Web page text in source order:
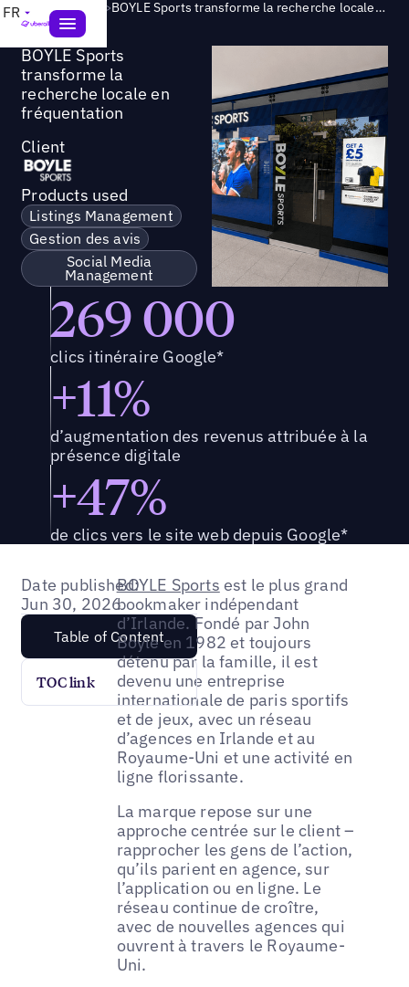
FR Success Story > BOYLE Sports transforme la recherche locale en fréquentation
BOYLE Sports
transforme la
recherche locale en
fréquentation
Client
Products used
Listings Management
Gestion des avis
Social Media
Management
269 000
clics itinéraire Google*
+11%
d’augmentation des revenus attribuée à la
présence digitale
+47%
de clics vers le site web depuis Google*
Date published:
Jun 30, 2026
Table of Content
TOC link
BOYLE Sports est le plus grand
bookmaker indépendant
d’Irlande. Fondé par John
Boyle en 1982 et toujours
détenu par la famille, il est
devenu une entreprise
internationale de paris sportifs
et de jeux, avec un réseau
d’agences en Irlande et au
Royaume-Uni et une activité en
ligne florissante.
La marque repose sur une
approche centrée sur le client –
rapprocher les gens de l’action,
qu’ils parient en agence, sur
l’application ou en ligne. Le
réseau continue de croître,
avec de nouvelles agences qui
ouvrent à travers le Royaume-
Uni.